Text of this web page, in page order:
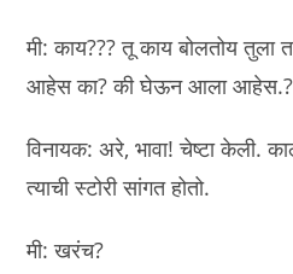
मी: काय??? तू काय बोलतोय तुला
आहेस का? की घेऊन आला आहेस.?
विनायक: अरे, भावा! चेष्टा केली.
त्याची स्टोरी सांगत होतो.
मी: खरंच?